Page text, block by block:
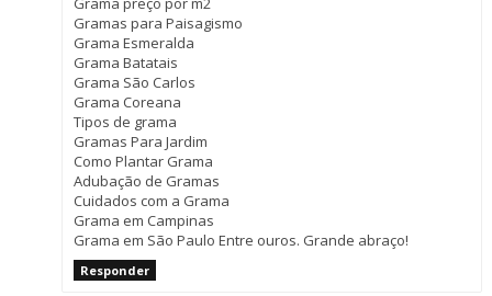
Gramas para Paisagismo
Grama Esmeralda
Grama Batatais
Grama São Carlos
Grama Coreana
Tipos de grama
Gramas Para Jardim
Como Plantar Grama
Adubação de Gramas
Cuidados com a Grama
Grama em Campinas
Grama em São Paulo Entre ouros. Grande abraço!
Responder